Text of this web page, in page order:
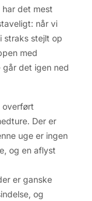
det mest
når vi
stejlt op
med
går det igen ned
overført
Der er
uge er ingen
og en aflyst
er ganske
og